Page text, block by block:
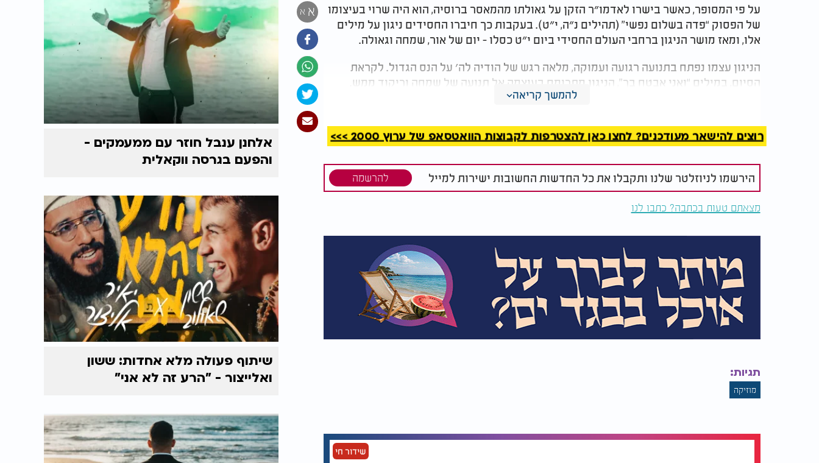
א א
על פי המסופר, כאשר בישרו לאדמו״ר הזקן על גאולתו מהמאסר ברוסיה, הוא היה שרוי בעיצומו
של הפסוק “פדה בשלום נפשי” (תהילים נ״ה, י״ט). בעקבות כך חיברו החסידים ניגון על מילים
אלו, ומאז מושר הניגון ברחבי העולם החסידי ביום י״ט כסלו - יום של אור, שמחה וגאולה.
הניגון עצמו נפתח בתנועה רגועה ועמוקה, מלאה רגש של הודיה לה׳ על הנס הגדול. לקראת
הסיום, במילים “ואני אבטח בך”, הניגון מתרומם בעוצמה אל תנועה של שמחה וריקוד ממש.
להמשך קריאה
רוצים להישאר מעודכנים? לחצו כאן להצטרפות לקבוצות הוואטסאפ של ערוץ 2000 >>>
הירשמו לניוזלטר שלנו ותקבלו את כל החדשות החשובות ישירות למייל להרשמה
מצאתם טעות בכתבה? כתבו לנו
תגיות:
מוזיקה
שידור חי
אלחנן ענבל חוזר עם ממעמקים -
והפעם בגרסה ווקאלית
שיתוף פעולה מלא אחדות: ששון
ואלייצור - "הרע זה לא אני"